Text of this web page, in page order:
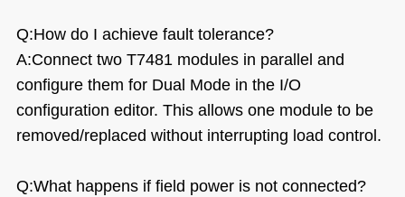
Q:How do I achieve fault tolerance?
A:Connect two T7481 modules in parallel and
configure them for Dual Mode in the I/O
configuration editor. This allows one module to be
removed/replaced without interrupting load control.
Q:What happens if field power is not connected?